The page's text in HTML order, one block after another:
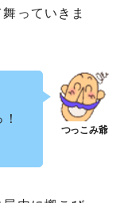
っていきま